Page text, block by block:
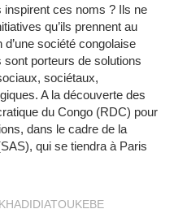
ces noms ? Ils ne
qu’ils prennent au
société congolaise
sont porteurs de solutions
sociétaux,
A la découverte des
du Congo (RDC) pour
dans le cadre de la
qui se tiendra à Paris